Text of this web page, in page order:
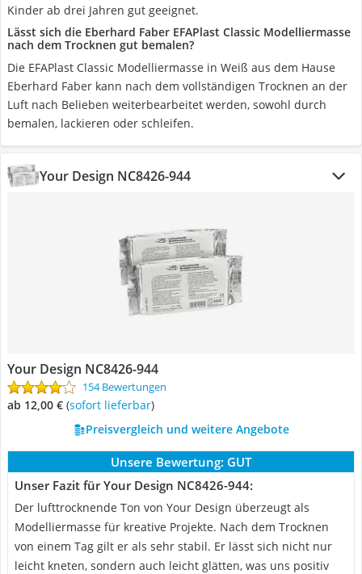
Kinder ab drei Jahren gut geeignet.
Lässt sich die Eberhard Faber EFAPlast Classic Modelliermasse
nach dem Trocknen gut bemalen?
Die EFAPlast Classic Modelliermasse in Weiß aus dem Hause
Eberhard Faber kann nach dem vollständigen Trocknen an der
Luft nach Belieben weiterbearbeitet werden, sowohl durch
bemalen, lackieren oder schleifen.
Your Design NC8426-944
Your Design NC8426-944
154 Bewertungen
ab 12,00 € ( Sofort lieferbar)
Preisvergleich und weitere Angebote
Unsere Bewertung: GUT
Unser Fazit für Your Design NC8426-944:
Der lufttrocknende Ton von Your Design überzeugt als
Modelliermasse für kreative Projekte. Nach dem Trocknen
von einem Tag gilt er als sehr stabil. Er lässt sich nicht nur
leicht kneten, sondern auch leicht glätten, was uns positiv